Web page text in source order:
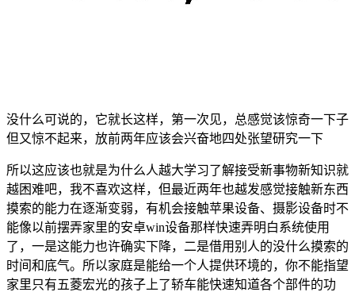
没什么可说的，它就长这样，第一次见，总感觉该惊奇一下子
但又惊不起来，放前两年应该会兴奋地四处张望研究一下
所以这应该也就是为什么人越大学习了解接受新事物新知识就
越困难吧，我不喜欢这样，但最近两年也越发感觉接触新东西
摸索的能力在逐渐变弱，有机会接触苹果设备、摄影设备时不
能像以前摆弄家里的安卓win设备那样快速弄明白系统使用
了，一是这能力也许确实下降，二是借用别人的没什么摸索的
时间和底气。所以家庭是能给一个人提供环境的，你不能指望
家里只有五菱宏光的孩子上了轿车能快速知道各个部件的功